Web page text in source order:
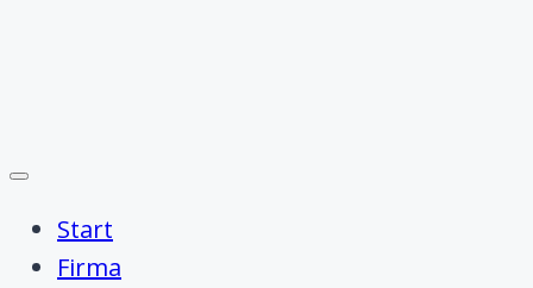
Start
Firma